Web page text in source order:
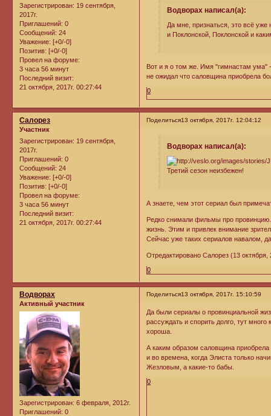
Зарегистрирован: 19 сентября,
2017г.
Приглашений: 0
Сообщений: 24
Уважение: [+0/-0]
Позитив: [+0/-0]
Провел на форуме:
3 часа 56 минут
Последний визит:
21 октября, 2017г. 00:27:44
Водворах написал(а):
Да мне, признаться, это всё
и Поклонской, Поклонской и
Вот и я о том же. Имя "гимнастам ума"
не ожидал что саловщина приобрела
0
Поделиться13 октября, 2017г. 12:04:12
Салорез
Участник
Зарегистрирован: 19 сентября,
2017г.
Приглашений: 0
Сообщений: 24
Уважение: [+0/-0]
Позитив: [+0/-0]
Провел на форуме:
3 часа 56 минут
Последний визит:
21 октября, 2017г. 00:27:44
Водворах написал(а):
Третий сезон неизбежен!
А знаете, чем этот сериал был
Редко снимали фильмы про
жизнь. Этим и привлек внимание
Сейчас уже таких сериалов навалом,
Отредактировано Салорез (13 октября,
0
Поделиться13 октября, 2017г. 15:10:59
Водворах
Активный участник
Зарегистрирован: 6 февраля, 2012г.
Приглашений: 0
Да были сериалы о провинциальной
рассуждать и спорить долго, тут
хороша.
А каким образом саловщина
и во времена, когда Элиста только
Жезловым, а какие-то бабы.
0